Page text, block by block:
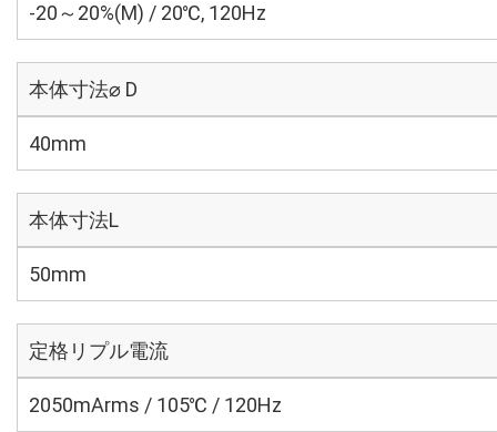
-20～20%(M) / 20℃, 120Hz
本体寸法⌀ D
40mm
本体寸法L
50mm
定格リプル電流
2050mArms / 105℃ / 120Hz